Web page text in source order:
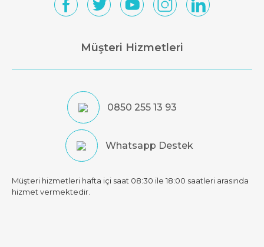
Müşteri Hizmetleri
0850 255 13 93
Whatsapp Destek
Müşteri hizmetleri hafta içi saat 08:30 ile 18:00 saatleri arasında
hizmet vermektedir.